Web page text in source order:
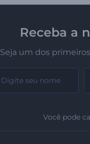
Receba a
Seja um dos
Você pode